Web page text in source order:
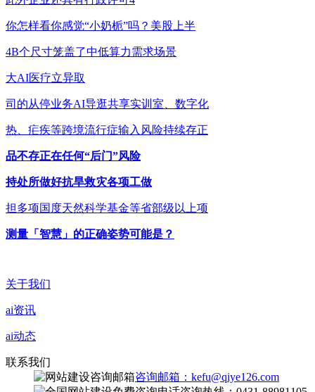
你怎样看你感觉“小奶栀”吗？美股上半
4B个尺寸笼盖了中低算力需求场景
大AI医疗立异取
司的从停业务AI导逛共享实训室、数字化
热、疟疾等跨境流行症输入风险持续存正
品不存正在任何“后门”风险
持处所做好抗旱救灾各项工做
担多项国度天然科学基金等省部级以上项
测量「智慧」的正确姿势可能是？
关于我们
ai资讯
ai动态
联系我们
咨询邮箱：kefu@qiye126.com